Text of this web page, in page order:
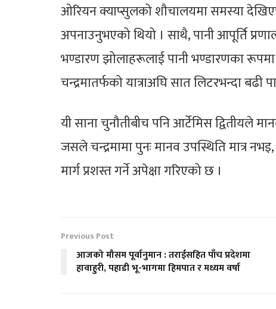
ओरियन क्याप्सुलको शौचालयमा समस्या
अपनाउनुभएको थियो । साथै, पानी आपूर्ति
भण्डारण झोलाहरूलाई पानी भण्डारणका रूपमा
चन्द्रमातर्फको यात्राअघि सात लिटरभन्दा
यी साना चुनौतीबीच पनि आर्टेमिस द्वितीयले
जसले चन्द्रमामा पुनः मानव उपस्थिति मात्र
मार्ग प्रशस्त गर्ने अपेक्षा गरिएको छ ।
Previous Post
आजको मौसम पूर्वानुमान : तराईसहित पाँच प्रदेशमा
हावाहुरी, पहाडी भू-भागमा हिमपात र मध्यम वर्षा